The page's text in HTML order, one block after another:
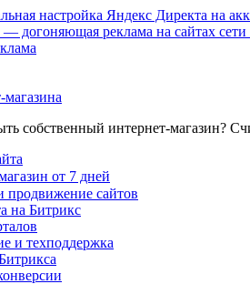
настройка Яндекс Директа на
догоняющая реклама на сайтах
собственный интернет-магазин?
от 7 дней
продвижение сайтов
на Битрикс
и техподдержка